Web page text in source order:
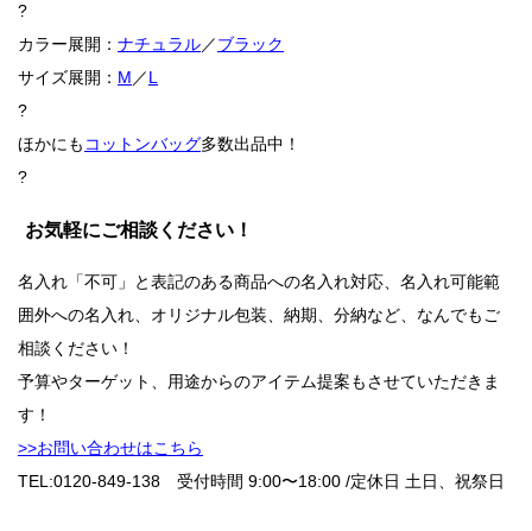
?
カラー展開： ナチュラル／ブラック
サイズ展開： M ／L
?
ほかにも コットンバッグ多数出品中！
?
お気軽にご相談ください！
名入れ「不可」と表記のある商品への名入れ対応、名入れ可能範
囲外への名入れ、オリジナル包装、納期、分納など、なんでもご
相談ください！
予算やターゲット、用途からのアイテム提案もさせていただきま
す！
>>お問い合わせはこちら
TEL:0120-849-138 受付時間 9:00〜18:00 /定休日 土日、祝祭日